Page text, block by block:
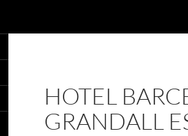
HOTEL
GRANDALL